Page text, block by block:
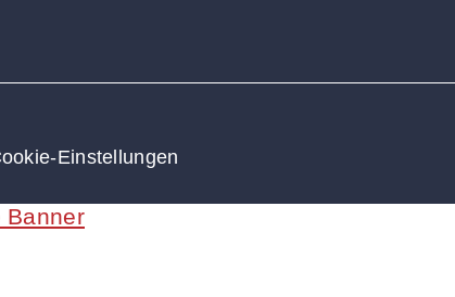
Einstellungen
Banner